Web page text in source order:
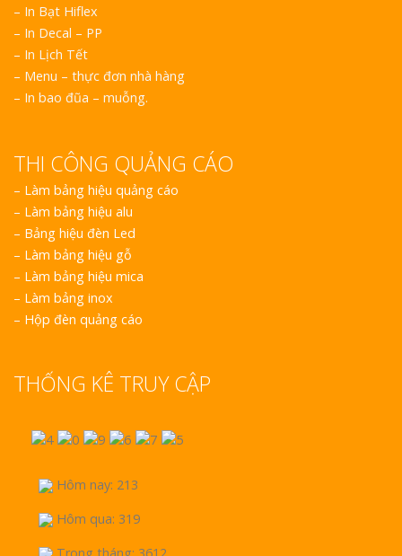
– In Bạt Hiflex
– In Decal – PP
– In Lịch Tết
– Menu – thực đơn nhà hàng
– In bao đũa – muỗng.
THI CÔNG QUẢNG CÁO
– Làm bảng hiệu quảng cáo
– Làm bảng hiệu alu
– Bảng hiệu đèn Led
– Làm bảng hiệu gỗ
– Làm bảng hiệu mica
– Làm bảng inox
– Hộp đèn quảng cáo
THỐNG KÊ TRUY CẬP
Hôm nay: 213
Hôm qua: 319